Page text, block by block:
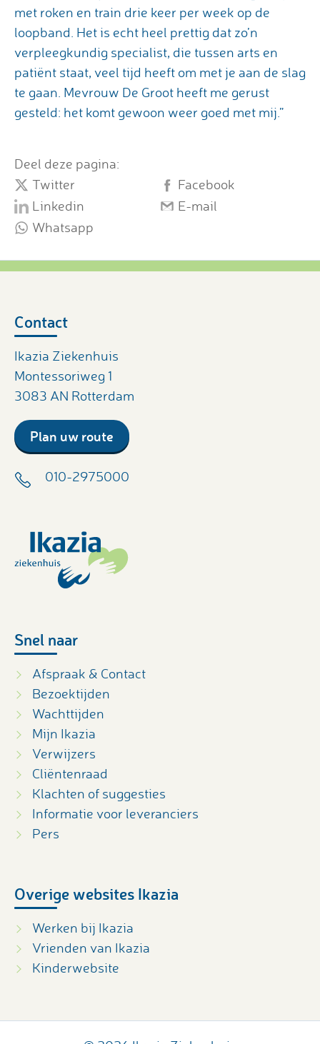
met roken en train drie keer per week op de
loopband. Het is echt heel prettig dat zo’n
verpleegkundig specialist, die tussen arts en
patiënt staat, veel tijd heeft om met je aan de slag
te gaan. Mevrouw De Groot heeft me gerust
gesteld: het komt gewoon weer goed met mij.”
Deel deze pagina:
Twitter
Facebook
Linkedin
E-mail
Whatsapp
Contact
Ikazia Ziekenhuis
Montessoriweg 1
3083 AN Rotterdam
Plan uw route
010-2975000
Snel naar
Afspraak & Contact
Bezoektijden
Wachttijden
Mijn Ikazia
Verwijzers
Cliëntenraad
Klachten of suggesties
Informatie voor leveranciers
Pers
Overige websites Ikazia
Werken bij Ikazia
Vrienden van Ikazia
Kinderwebsite